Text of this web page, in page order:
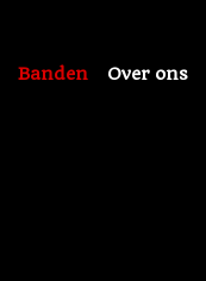
Banden Over ons